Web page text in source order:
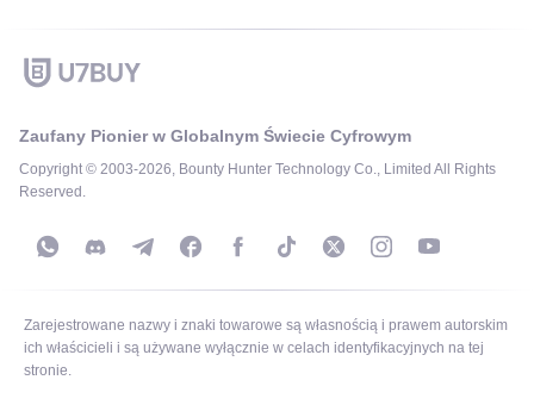
Zaufany Pionier w Globalnym Świecie Cyfrowym
Copyright © 2003-2026, Bounty Hunter Technology Co., Limited All Rights
Reserved.
Zarejestrowane nazwy i znaki towarowe są własnością i prawem autorskim
ich właścicieli i są używane wyłącznie w celach identyfikacyjnych na tej
stronie.